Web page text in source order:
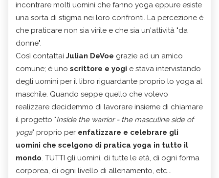
incontrare molti uomini che fanno yoga eppure esiste
una sorta di stigma nei loro confronti. La percezione è
che praticare non sia virile e che sia un'attività "da
donne".
Così contattai Julian DeVoe grazie ad un amico
comune; è uno scrittore e yogi e stava intervistando
degli uomini per il libro riguardante proprio lo yoga al
maschile. Quando seppe quello che volevo
realizzare decidemmo di lavorare insieme di chiamare
il progetto "Inside the warrior - the masculine side of
yoga" proprio per enfatizzare e celebrare gli
uomini che scelgono di pratica yoga in tutto il
mondo. TUTTI gli uomini, di tutte le età, di ogni forma
corporea, di ogni livello di allenamento, etc...